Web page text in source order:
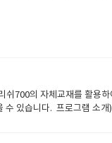
이런식으로 수업이 진행
700의 자체교재를 활용하
수 있습니다. 프로그램 소